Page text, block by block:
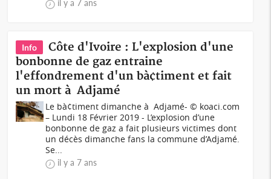
il y a 7 ans
Info
Côte d'Ivoire : L'explosion d'une
bonbonne de gaz entraine
l'effondrement d'un bà¢timent et fait
un mort à Adjamé
Le bà¢timent dimanche à Adjamé- © koaci.com
– Lundi 18 Février 2019 - L’explosion d’une
bonbonne de gaz a fait plusieurs victimes dont
un décès dimanche fans la commune d’Adjamé.
Se...
il y a 7 ans